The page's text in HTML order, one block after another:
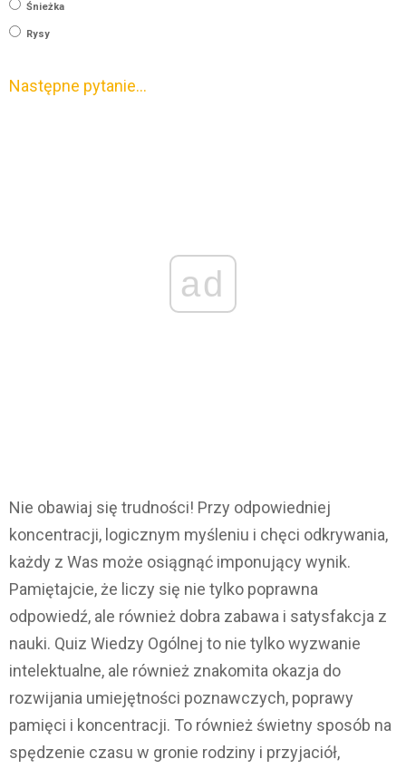
Śnieżka
Rysy
Następne pytanie…
ad
Nie obawiaj się trudności! Przy odpowiedniej
koncentracji, logicznym myśleniu i chęci odkrywania,
każdy z Was może osiągnąć imponujący wynik.
Pamiętajcie, że liczy się nie tylko poprawna
odpowiedź, ale również dobra zabawa i satysfakcja z
nauki. Quiz Wiedzy Ogólnej to nie tylko wyzwanie
intelektualne, ale również znakomita okazja do
rozwijania umiejętności poznawczych, poprawy
pamięci i koncentracji. To również świetny sposób na
spędzenie czasu w gronie rodziny i przyjaciół,